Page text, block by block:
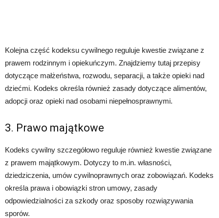
Kolejna część kodeksu cywilnego reguluje kwestie związane z
prawem rodzinnym i opiekuńczym. Znajdziemy tutaj przepisy
dotyczące małżeństwa, rozwodu, separacji, a także opieki nad
dziećmi. Kodeks określa również zasady dotyczące alimentów,
adopcji oraz opieki nad osobami niepełnosprawnymi.
3. Prawo majątkowe
Kodeks cywilny szczegółowo reguluje również kwestie związane
z prawem majątkowym. Dotyczy to m.in. własności,
dziedziczenia, umów cywilnoprawnych oraz zobowiązań. Kodeks
określa prawa i obowiązki stron umowy, zasady
odpowiedzialności za szkody oraz sposoby rozwiązywania
sporów.